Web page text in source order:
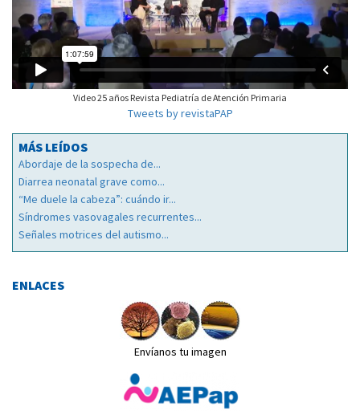
Video 25 años Revista Pediatría de Atención Primaria
Tweets by revistaPAP
MÁS LEÍDOS
Abordaje de la sospecha de...
Diarrea neonatal grave como...
“Me duele la cabeza”: cuándo ir...
Síndromes vasovagales recurrentes...
Señales motrices del autismo...
ENLACES
Envíanos tu imagen